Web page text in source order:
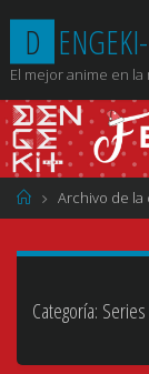
contenido
D ENGEKI-
El mejor anime en
Página
de
Archivo de la
Categoría: